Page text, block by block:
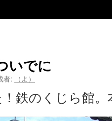
いでに
者: （よ）
鉄のくじら館